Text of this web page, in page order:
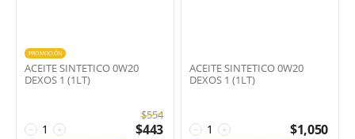
PROMOCIÓN
ACEITE SINTETICO 0W20
DEXOS 1 (1LT)
+
−
$554
$443
ACEITE SINTETICO 0W20
DEXOS 1 (1LT)
+
− $1,050